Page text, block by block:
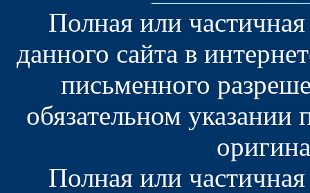
Полная или
данного сайта в
письменного
обязательном
Полная или